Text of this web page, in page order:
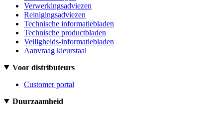
Verwerkingsadviezen
Reinigingsadviezen
Technische informatiebladen
Technische productbladen
Veiligheids-informatiebladen
Aanvraag kleurstaal
Voor distributeurs
Customer portal
Duurzaamheid